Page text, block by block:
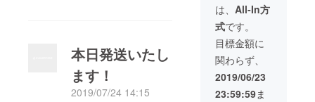
本日発送いたし
ます！
2019/07/24 14:15
は、 All-In方
式です。
目標金額に
関わらず、
2019/06/23
23:59:59ま